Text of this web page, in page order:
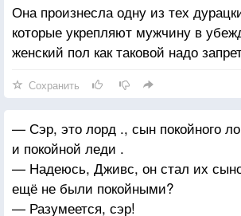
Она произнесла одну из тех
которые укрепляют мужчину в
женский пол как таковой надо
Сохранить
— Сэр, это лорд ., сын покойного
и покойной леди .
— Надеюсь, Дживс, он стал их
ещё не были покойными?
— Разумеется, сэр!